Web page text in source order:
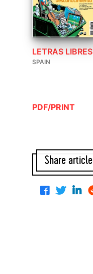
LETRAS LIBRES
SPAIN
PDF/PRINT
Share article